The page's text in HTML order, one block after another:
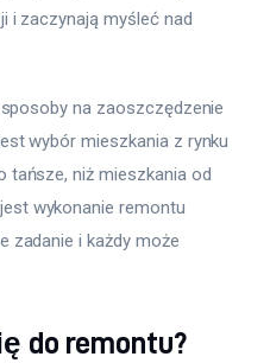
i zaczynają myśleć nad
na zaoszczędzenie
wybór mieszkania z rynku
tańsze, niż mieszkania od
wykonanie remontu
zadanie i każdy może
do remontu?